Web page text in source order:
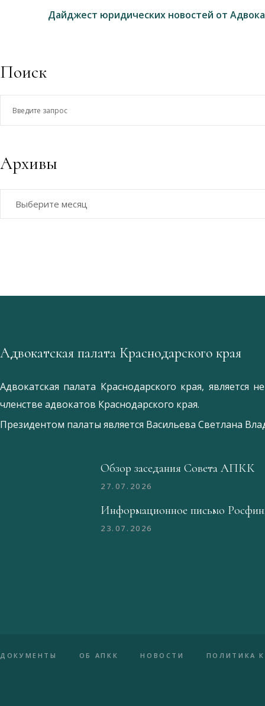
Дайджест юридических новостей от
Поиск
Архивы
Адвокатская палата Краснодарского края
Адвокатская палата Краснодарского края, является
членстве адвокатов Краснодарского края.
Президентом палаты является Ваcильева Светлана
Обзор заседания Совета АПКК
27.07.2026
Информационное письмо
23.07.2026
ДОКУМЕНТЫ ОБ АПКК НОВОСТИ ПОЛИТИКА